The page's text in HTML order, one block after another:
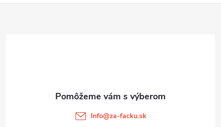
Info@za-facku.sk